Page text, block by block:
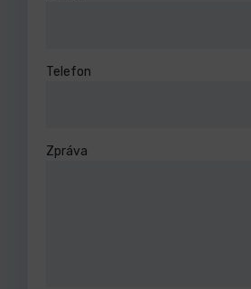
Telefon
Zpráva